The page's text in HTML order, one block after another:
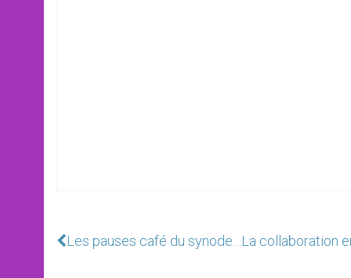
Les pauses café du synode… La collaboration